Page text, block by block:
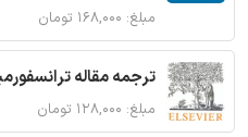
مبلغ: ۱۶۸,۰۰۰ تومان
ترجمه مقاله
مبلغ: ۱۲۸,۰۰۰ تومان